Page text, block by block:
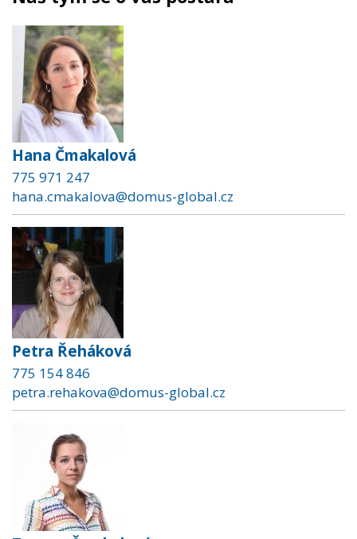
Hana Čmakalová
775 971 247
hana.cmakalova@domus-global.cz
Petra Řeháková
775 154 846
petra.rehakova@domus-global.cz